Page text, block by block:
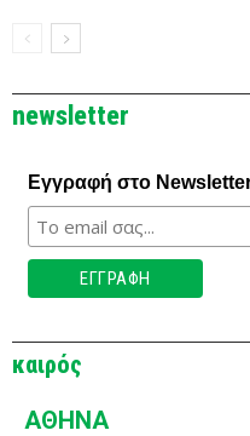
newsletter
Εγγραφή στο
καιρός
ΑΘΉΝΑ